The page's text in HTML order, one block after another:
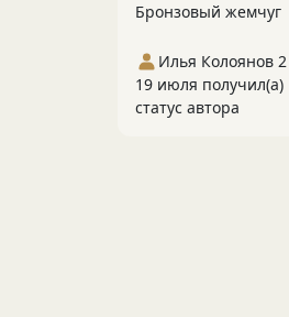
Бронзовый жемчуг
Илья Колоянов 2
19 июля получил(а)
статус автора